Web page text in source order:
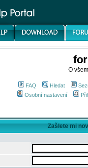
O
FAQ Hledat
Osobní nastavení
Zašlete mi